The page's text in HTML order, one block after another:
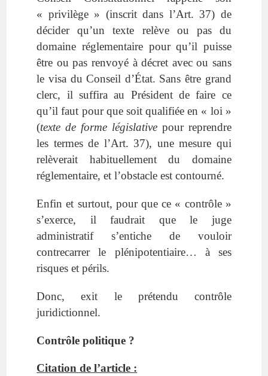
« privilège » (inscrit dans l’Art. 37) de
décider qu’un texte relève ou pas du
domaine réglementaire pour qu’il puisse
être ou pas renvoyé à décret avec ou sans
le visa du Conseil d’État. Sans être grand
clerc, il suffira au Président de faire ce
qu’il faut pour que soit qualifiée en « loi »
(texte de forme législativepour reprendre
les termes de l’Art. 37), une mesure qui
relèverait habituellement du domaine
réglementaire, et l’obstacle est contourné.
Enfin et surtout, pour que ce « contrôle »
s’exerce, il faudrait que le juge
administratif s’entiche de vouloir
contrecarrer le plénipotentiaire… à ses
risques et périls.
Donc, exit le prétendu contrôle
juridictionnel.
Contrôle politique ?
Citation de l’article :